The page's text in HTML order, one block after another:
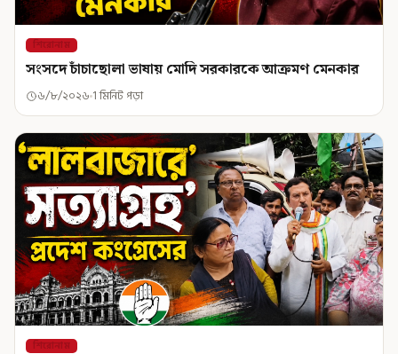
শিরোনাম
সংসদে চাঁচাছোলা ভাষায় মোদি সরকারকে আক্রমণ মেনকার
৬/৮/২০২৬ 1 মিনিট পড়া
শিরোনাম